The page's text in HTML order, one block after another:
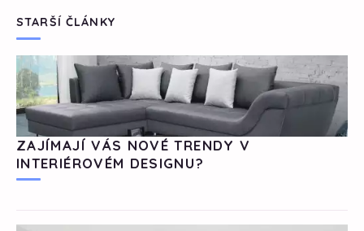
STARŠÍ ČLÁNKY
ZAJÍMAJÍ VÁS NOVÉ TRENDY V
INTERIÉROVÉM DESIGNU?